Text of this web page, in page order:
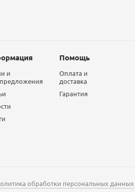
и
Помощь
Оплата и
доставка
Гарантия
обработки персональных данных